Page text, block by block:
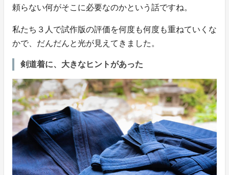
頼らない何がそこに必要なのかという話ですね。
私たち３人で試作版の評価を何度も何度も重ねていくな
かで、だんだんと光が見えてきました。
剣道着に、大きなヒントがあった